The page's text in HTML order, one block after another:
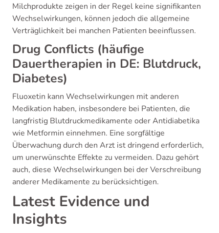
Milchprodukte zeigen in der Regel keine signifikanten
Wechselwirkungen, können jedoch die allgemeine
Verträglichkeit bei manchen Patienten beeinflussen.
Drug Conflicts (häufige
Dauertherapien in DE: Blutdruck,
Diabetes)
Fluoxetin kann Wechselwirkungen mit anderen
Medikation haben, insbesondere bei Patienten, die
langfristig Blutdruckmedikamente oder Antidiabetika
wie Metformin einnehmen. Eine sorgfältige
Überwachung durch den Arzt ist dringend erforderlich,
um unerwünschte Effekte zu vermeiden. Dazu gehört
auch, diese Wechselwirkungen bei der Verschreibung
anderer Medikamente zu berücksichtigen.
Latest Evidence und
Insights